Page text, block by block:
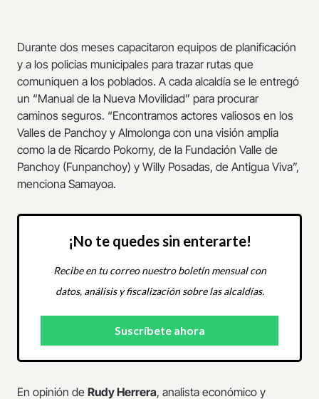
Durante dos meses capacitaron equipos de planificación
y a los policías municipales para trazar rutas que
comuniquen a los poblados. A cada alcaldía se le entregó
un “Manual de la Nueva Movilidad” para procurar
caminos seguros. “Encontramos actores valiosos en los
Valles de Panchoy y Almolonga con una visión amplia
como la de Ricardo Pokorny, de la Fundación Valle de
Panchoy (Funpanchoy) y Willy Posadas, de Antigua Viva”,
menciona Samayoa.
¡No te quedes sin enterarte!
Recibe en tu correo nuestro boletín mensual con
datos, análisis y fiscalización sobre las alcaldías.
En opinión de Rudy Herrera, analista económico y